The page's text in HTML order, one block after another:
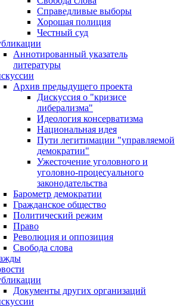
Справедливые выборы
Хорошая полиция
Честный суд
Аннотированный указатель
литературы
Архив предыдущего проекта
Дискуссия о "кризисе
либерализма"
Идеология консерватизма
Национальная идея
Пути легитимации "управляемой
демократии"
Ужесточение уголовного и
уголовно-процесуального
законодательства
Барометр демократии
Гражданское общество
Политический режим
Право
Революция и оппозиция
Свобода слова
Документы других организаций